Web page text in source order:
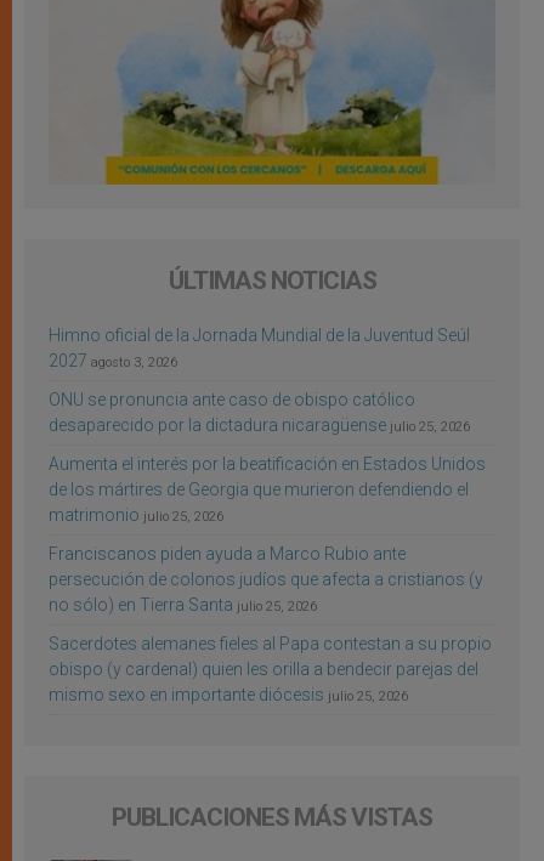
ÚLTIMAS NOTICIAS
Himno oficial de la Jornada Mundial de la Juventud Seúl
2027 agosto 3, 2026
ONU se pronuncia ante caso de obispo católico
desaparecido por la dictadura nicaragüense julio 25, 2026
Aumenta el interés por la beatificación en Estados Unidos
de los mártires de Georgia que murieron defendiendo el
matrimonio julio 25, 2026
Franciscanos piden ayuda a Marco Rubio ante
persecución de colonos judíos que afecta a cristianos (y
no sólo) en Tierra Santa julio 25, 2026
Sacerdotes alemanes fieles al Papa contestan a su propio
obispo (y cardenal) quien les orilla a bendecir parejas del
mismo sexo en importante diócesis julio 25, 2026
PUBLICACIONES MÁS VISTAS